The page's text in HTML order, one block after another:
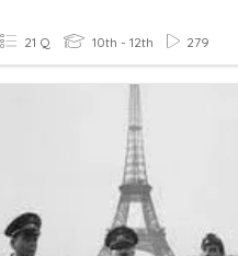
21 Q 10th - 12th 279